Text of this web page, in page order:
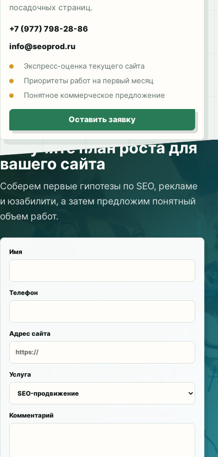
посадочных страниц.
+7 (977) 798-28-86
info@seoprod.ru
Экспресс-оценка текущего сайта
Приоритеты работ на первый месяц
Понятное коммерческое предложение
Оставить заявку
Получите план роста для
вашего сайта
Соберем первые гипотезы по SEO, рекламе
и юзабилити, а затем предложим понятный
объем работ.
Имя
Телефон
Адрес сайта
Услуга
Комментарий